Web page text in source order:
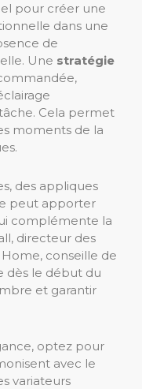
pour créer une
dans une
de
Une stratégie
Cela permet
moments de la
des appliques
peut apporter
complémente la
directeur des
conseille de
dès le début du
et garantir
optez pour
avec le
variateurs